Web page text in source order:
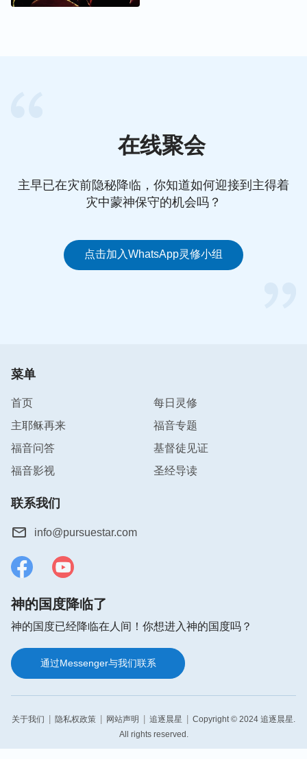
托造了方舟，收留了各样活物，这样，一切都预备好
还是宽赦了这个末了时代的人类。神在寻找渴慕他显
现的人，在寻找能听他话语的人，寻找不忘记他托付
而为他献上身心的人，寻找在他面前如婴儿一样对他
顺服、对他没有抵挡的人。你若不受任何势力的阻挠
望，若有很多的知识，有很多的资产，有很多的人拥
护你，而你却仍然不受这些东西的困扰来到神面前接
你是总统，你是科学家，你是牧师或长老，无论你的
事业，那你永远是一个失败者，你永远是一个没有神
祝福的人，因为神不接纳你所做的一切，他不承认你
是在做正义的事业，也不认可你是在为人类谋福利，
他会说你做的事都是在用人类的知识与人类的力量而
说你是在引导人类走向黑暗，走向死亡，走向漫无边
自从人类有了社会科学以来，科学与知识就占据了人
类的心灵，进而科学与知识就成了统治人类的工具，
使得人类没有足够的空间去敬拜神，没有更多的有利
滑。人类的心中没有神作地位的世界是黑暗的，是没
有期盼的，是虚空的。随之而来，许多社会科学家、
历史学家、政治家兴起来发表他们的社会科学论、人
类进化论等等这些与神创造人类的真理而相违背的论
调来充实人类的头脑与心灵。这样，相信神创造万有
在线聚会
主早已在灾前隐秘降临，你知道如何迎接到主得着
灾中蒙神保守的机会吗？
点击加入WhatsApp灵修小组
菜单
首页
每日灵修
主耶稣再来
福音专题
福音问答
基督徒见证
福音影视
圣经导读
联系我们
info@pursuestar.com
神的国度降临了
神的国度已经降临在人间！你想进入神的国度吗？
通过Messenger与我们联系
关于我们 隐私权政策 网站声明 追逐晨星
Copyright © 2024 追逐晨星.
All rights reserved.